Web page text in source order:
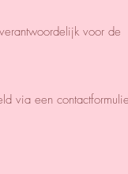
voor de
via een